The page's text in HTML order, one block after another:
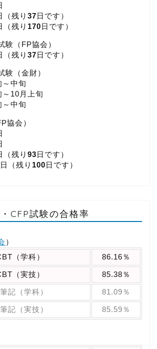
（残り 37日です）
（残り 170日です）
（FP協会）
（残り 37日です）
（金財）
～中旬
10月上旬
～中旬
協会）
（残り 93日です）
（残り 100日です）
CFP試験の合格率
）
（学科）
86.16％
（実技） 85.38％
筆記（学科） 81.09％
筆記（実技） 85.59％